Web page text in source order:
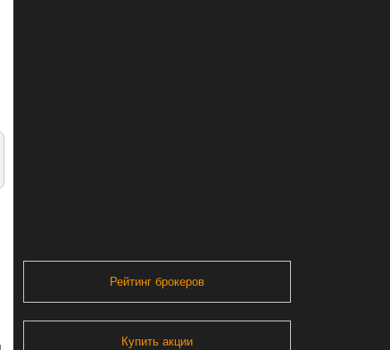
Рейтинг брокеров
Купить акции